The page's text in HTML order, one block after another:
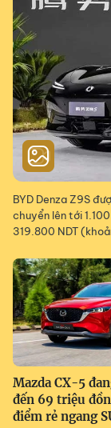
BYD Denza Z9S
chuyển lên tới
319.800 NDT
Mazda CX-5
đến 69 triệu
điểm rẻ ngang